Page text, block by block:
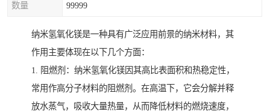
数量 99999
纳米氢氧化镁是一种具有广泛应用前景的纳米材料，其
作用主要体现在以下几个方面：
1. 阻燃剂：纳米氢氧化镁因其高比表面积和热稳定性，
常用作高分子材料的阻燃剂。在高温下，它会分解并释
放水蒸气，吸收大量热量，从而降低材料的燃烧速度，